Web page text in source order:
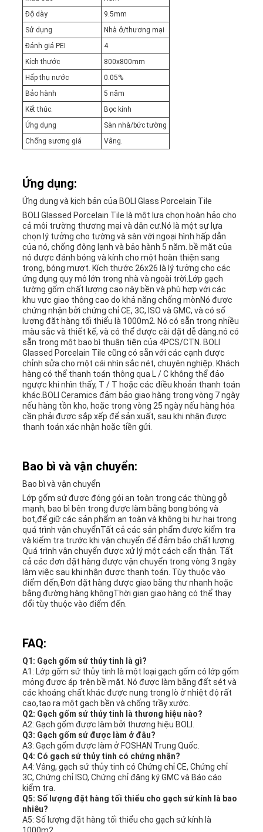
Độ dày
9.5mm
Sử dụng
Nhà ở/thương mại
Đánh giá PEI
4
Kích thước
800x800mm
Hấp thụ nước
0.05%
Bảo hành
5 năm
Kết thúc.
Bọc kính
Ứng dụng
Sàn nhà/bức tường
Chống sương giá
Vâng.
Ứng dụng:
Ứng dụng và kịch bản của BOLI Glass Porcelain Tile
BOLI Glassed Porcelain Tile là một lựa chọn hoàn hảo cho
cả môi trường thương mại và dân cư.Nó là một sự lựa
chọn lý tưởng cho tường và sàn với ngoại hình hấp dẫn
của nó, chống đông lạnh và bảo hành 5 năm. bề mặt của
nó được đánh bóng và kính cho một hoàn thiện sang
trọng, bóng mượt. Kích thước 26x26 là lý tưởng cho các
ứng dụng quy mô lớn trong nhà và ngoài trời.Lớp gạch
tường gốm chất lượng cao này bền và phù hợp với các
khu vực giao thông cao do khả năng chống mònNó được
chứng nhận bởi chứng chỉ CE, 3C, ISO và GMC, và có số
lượng đặt hàng tối thiểu là 1000m2. Nó có sẵn trong nhiều
màu sắc và thiết kế, và có thể được cài đặt dễ dàng.nó có
sẵn trong một bao bì thuận tiện của 4PCS/CTN. BOLI
Glassed Porcelain Tile cũng có sẵn với các cạnh được
chỉnh sửa cho một cái nhìn sắc nét, chuyên nghiệp. Khách
hàng có thể thanh toán thông qua L / C không thể đảo
ngược khi nhìn thấy, T / T hoặc các điều khoản thanh toán
khác.BOLI Ceramics đảm bảo giao hàng trong vòng 7 ngày
nếu hàng tồn kho, hoặc trong vòng 25 ngày nếu hàng hóa
cần phải được sắp xếp để sản xuất, sau khi nhận được
thanh toán xác nhận hoặc tiền gửi.
Bao bì và vận chuyển:
Bao bì và vận chuyển
Lớp gốm sứ được đóng gói an toàn trong các thùng gỗ
mạnh, bao bì bên trong được làm bằng bong bóng và
bọt,để giữ các sản phẩm an toàn và không bị hư hại trong
quá trình vận chuyểnTất cả các sản phẩm được kiểm tra
và kiểm tra trước khi vận chuyển để đảm bảo chất lượng.
Quá trình vận chuyển được xử lý một cách cẩn thận. Tất
cả các đơn đặt hàng được vận chuyển trong vòng 3 ngày
làm việc sau khi nhận được thanh toán. Tùy thuộc vào
điểm đến,Đơn đặt hàng được giao bằng thư nhanh hoặc
bằng đường hàng khôngThời gian giao hàng có thể thay
đổi tùy thuộc vào điểm đến.
FAQ:
Q1: Gạch gốm sứ thủy tinh là gì?
A1: Lớp gốm sứ thủy tinh là một loại gạch gốm có lớp gốm
mỏng được áp trên bề mặt. Nó được làm bằng đất sét và
các khoáng chất khác được nung trong lò ở nhiệt độ rất
cao,tạo ra một gạch bền và chống trầy xước.
Q2: Gạch gốm sứ thủy tinh là thương hiệu nào?
A2: Gạch gốm được làm bởi thương hiệu BOLI.
Q3: Gạch gốm sứ được làm ở đâu?
A3: Gạch gốm được làm ở FOSHAN Trung Quốc.
Q4: Có gạch sứ thủy tinh có chứng nhận?
A4: Vâng, gạch sứ thủy tinh có Chứng chỉ CE, Chứng chỉ
3C, Chứng chỉ ISO, Chứng chỉ đăng ký GMC và Báo cáo
kiểm tra.
Q5: Số lượng đặt hàng tối thiểu cho gạch sứ kính là bao
nhiêu?
A5: Số lượng đặt hàng tối thiểu cho gạch sứ kính là